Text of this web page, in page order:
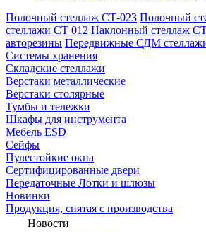
Полочный стеллаж СТ-023 Полочный
стеллажи СТ 012 Наклонный стеллаж
авторезины Передвижные СДМ
Системы хранения
Складские стеллажи
Верстаки металлические
Верстаки столярные
Тумбы и тележки
Шкафы для инструмента
Мебель ESD
Сейфы
Пулестойкие окна
Сертифицированные двери
Передаточные Лотки и шлюзы
Новинки
Продукция, снятая с производства
Новости